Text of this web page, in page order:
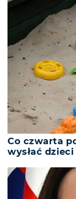
Co czwarta
wysłać